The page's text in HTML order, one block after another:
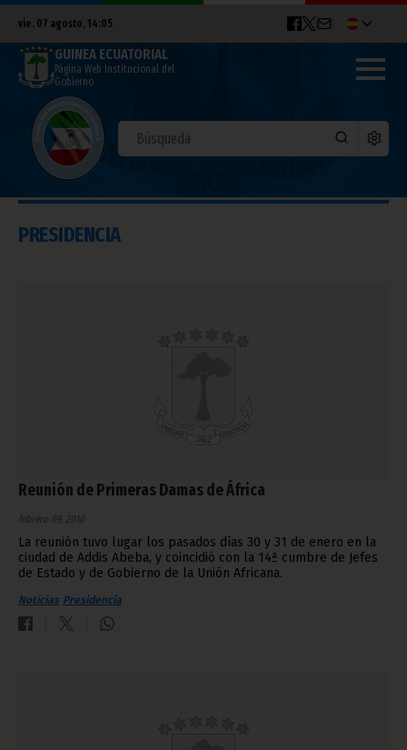
vie. 07 agosto, 14:05
GUINEA ECUATORIAL
Página Web Institucional del
Gobierno
PRESIDENCIA
Reunión de Primeras Damas de África
febrero 09, 2010
La reunión tuvo lugar los pasados días 30 y 31 de enero en la
ciudad de Addis Abeba, y coincidió con la 14ª cumbre de Jefes
de Estado y de Gobierno de la Unión Africana.
Noticias Presidencia